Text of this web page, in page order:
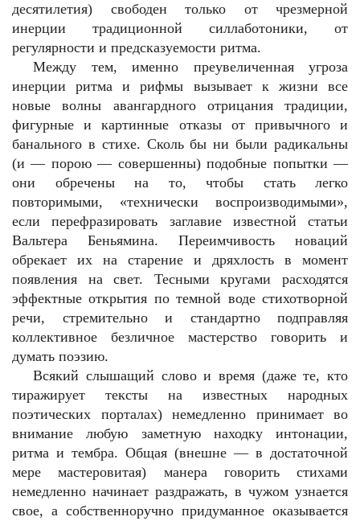
десятилетия) свободен только от чрезмерной
инерции традиционной силлаботоники, от
регулярности и предсказуемости ритма.
Между тем, именно преувеличенная угроза
инерции ритма и рифмы вызывает к жизни все
новые волны авангардного отрицания традиции,
фигурные и картинные отказы от привычного и
банального в стихе. Сколь бы ни были радикальны
(и — порою — совершенны) подобные попытки —
они обречены на то, чтобы стать легко
повторимыми, «технически воспроизводимыми»,
если перефразировать заглавие известной статьи
Вальтера Беньямина. Переимчивость новаций
обрекает их на старение и дряхлость в момент
появления на свет. Тесными кругами расходятся
эффектные открытия по темной воде стихотворной
речи, стремительно и стандартно подправляя
коллективное безличное мастерство говорить и
думать поэзию.
Всякий слышащий слово и время (даже те, кто
тиражирует тексты на известных народных
поэтических порталах) немедленно принимает во
внимание любую заметную находку интонации,
ритма и тембра. Общая (внешне — в достаточной
мере мастеровитая) манера говорить стихами
немедленно начинает раздражать, в чужом узнается
свое, а собственноручно придуманное оказывается